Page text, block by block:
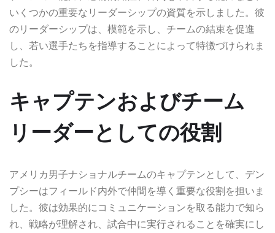
いくつかの重要なリーダーシップの資質を示しました。彼
のリーダーシップは、模範を示し、チームの結束を促進
し、若い選手たちを指導することによって特徴づけられま
した。
キャプテンおよびチーム
リーダーとしての役割
アメリカ男子ナショナルチームのキャプテンとして、デン
プシーはフィールド内外で仲間を導く重要な役割を担いま
した。彼は効果的にコミュニケーションを取る能力で知ら
れ、戦略が理解され、試合中に実行されることを確実にし